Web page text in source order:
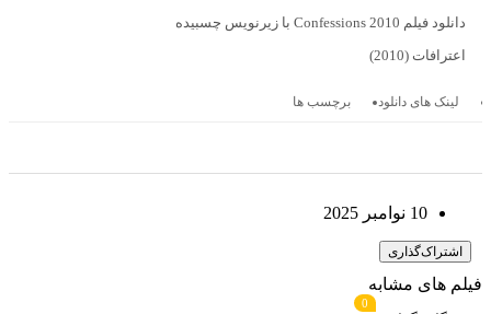
دانلود فیلم Confessions 2010 با زیرنویس چسبیده
اعترافات (2010)
لینک های دانلود برچسب ها
10 نوامبر 2025
اشتراک‌گذاری
های مشابه